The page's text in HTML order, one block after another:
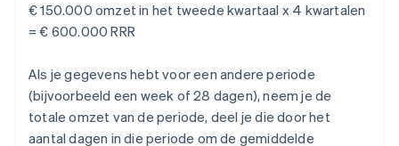
€ 150.000 omzet in het tweede kwartaal x 4 kwartalen
= € 600.000 RRR
Als je gegevens hebt voor een andere periode
(bijvoorbeeld een week of 28 dagen), neem je de
totale omzet van de periode, deel je die door het
aantal dagen in die periode om de gemiddelde